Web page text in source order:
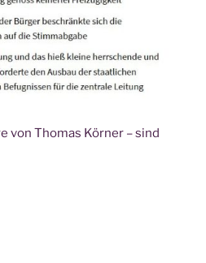
von Thomas Körner – sind